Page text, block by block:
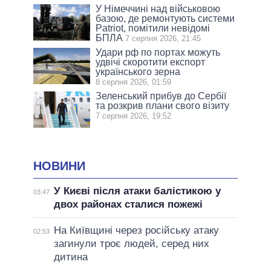
У Німеччині над військовою
базою, де ремонтують системи
Patriot, помітили невідомі
БПЛА 7 серпня 2026, 21:45
Удари рф по портах можуть
удвічі скоротити експорт
українського зерна
8 серпня 2026, 01:59
Зеленський прибув до Сербії
та розкрив плани свого візиту
7 серпня 2026, 19:52
НОВИНИ
03:47 У Києві після атаки балістикою у
двох районах сталися пожежі
02:53
На Київщині через російську атаку
загинули троє людей, серед них
дитина